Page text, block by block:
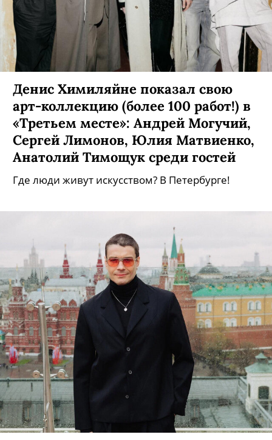
Денис Химиляйне показал свою
арт-коллекцию (более 100 работ!) в
«Третьем месте»: Андрей Могучий,
Сергей Лимонов, Юлия Матвиенко,
Анатолий Тимощук среди гостей
Где люди живут искусством? В Петербурге!